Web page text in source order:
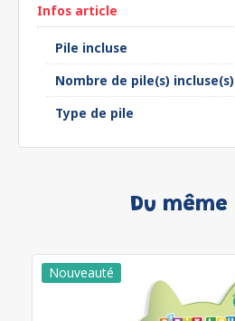
Infos article
Pile incluse
Nombre de pile(s) incluse(s)
Type de pile
Du même